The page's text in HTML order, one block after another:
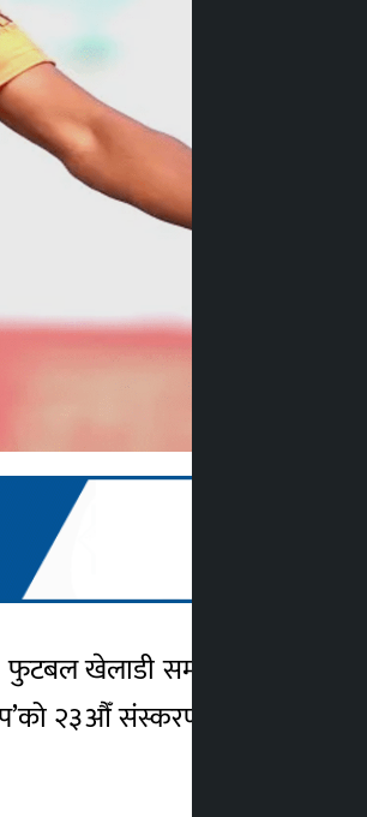
खेलाडी सम्मान प्रदान गरिँदै छ
२३औँ संस्करणको उद्घाटन